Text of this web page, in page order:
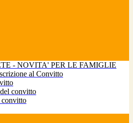
- NOVITA' PER LE FAMIGLIE
al Convitto
convitto
convitto